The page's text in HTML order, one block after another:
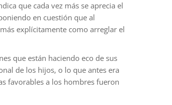
que cada vez más se aprecia el
en cuestión que al
explícitamente como arreglar el
que están haciendo eco de sus
de los hijos, o lo que antes era
favorables a los hombres fueron